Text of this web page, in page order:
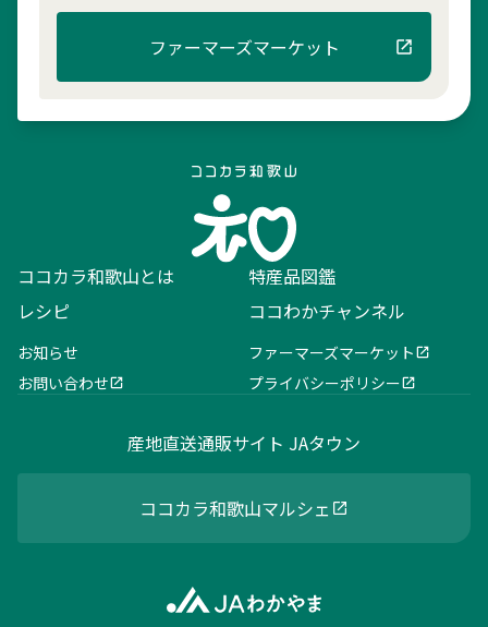
ファーマーズマーケット
ココカラ和歌山とは
特産品図鑑
レシピ
ココわかチャンネル
お知らせ
ファーマーズマーケット
お問い合わせ
プライバシーポリシー
産地直送通販サイト JAタウン
ココカラ和歌山マルシェ